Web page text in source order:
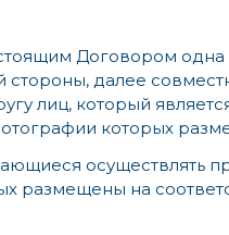
Договором
стороны, далее
лиц, который
которых
осуществлять
размещены на